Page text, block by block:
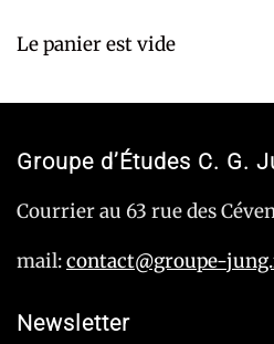
Le panier est vide
Groupe d’Études C. G.
Courrier au 63 rue des
mail:contact@groupe-
Newsletter